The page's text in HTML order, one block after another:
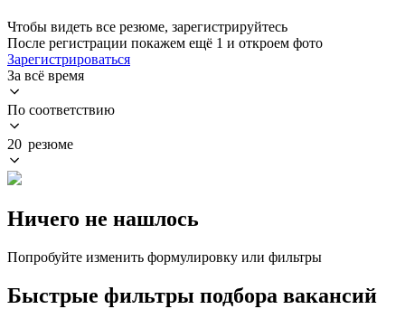
Чтобы видеть все резюме, зарегистрируйтесь
После регистрации покажем ещё 1 и откроем фото
Зарегистрироваться
За всё время
По соответствию
20 резюме
Ничего не нашлось
Попробуйте изменить формулировку или фильтры
Быстрые фильтры подбора вакансий